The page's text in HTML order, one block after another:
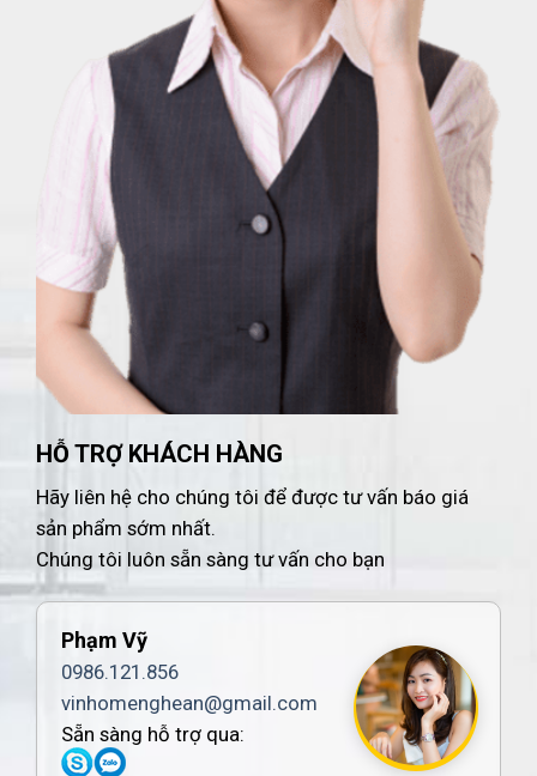
HỖ TRỢ KHÁCH HÀNG
Hãy liên hệ cho chúng tôi để được tư vấn báo giá
sản phẩm sớm nhất.
Chúng tôi luôn sẵn sàng tư vấn cho bạn
Phạm Vỹ
0986.121.856
vinhomenghean@gmail.com
Sẵn sàng hỗ trợ qua: